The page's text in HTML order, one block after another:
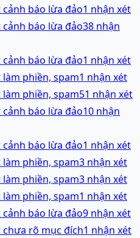
cảnh báo lừa đảo1 nhận xét
cảnh báo lừa đảo38 nhận
cảnh báo lừa đảo1 nhận xét
làm phiền, spam1 nhận xét
làm phiền, spam51 nhận xét
cảnh báo lừa đảo10 nhận
cảnh báo lừa đảo1 nhận xét
làm phiền, spam3 nhận xét
làm phiền, spam3 nhận xét
làm phiền, spam1 nhận xét
cảnh báo lừa đảo9 nhận xét
chưa rõ mục đích1 nhận xét